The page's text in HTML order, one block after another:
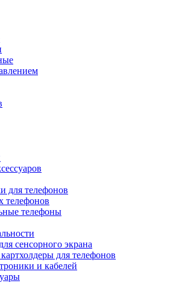
для телефонов
телефонов
телефоны
сенсорного экрана
для телефонов
и кабелей